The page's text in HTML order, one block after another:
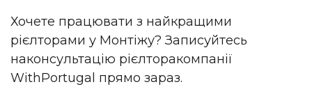
Хочете працювати з найкращими
рієлторами у Монтіжу? Записуйтесь
наконсультацію рієлторакомпанії
WithPortugal прямо зараз.